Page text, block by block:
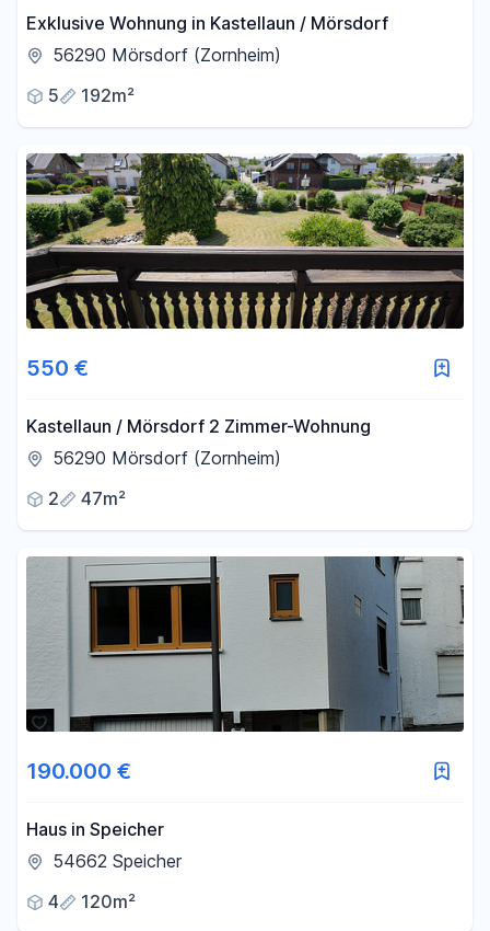
Exklusive Wohnung in Kastellaun / Mörsdorf
56290 Mörsdorf (Zornheim)
5
192m²
550 €
Kastellaun / Mörsdorf 2 Zimmer-Wohnung
56290 Mörsdorf (Zornheim)
2
47m²
190.000 €
Haus in Speicher
54662 Speicher
4
120m²